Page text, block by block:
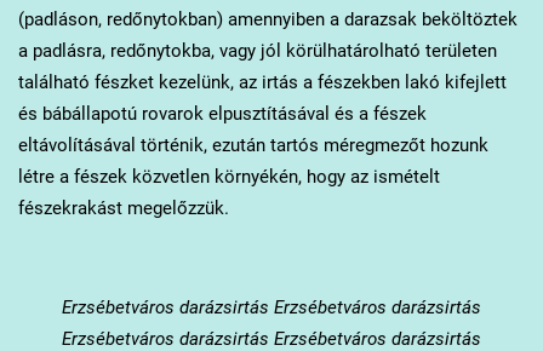
(padláson, redőnytokban) amennyiben a darazsak beköltöztek
a padlásra, redőnytokba, vagy jól körülhatárolható területen
található fészket kezelünk, az irtás a fészekben lakó kifejlett
és bábállapotú rovarok elpusztításával és a fészek
eltávolításával történik, ezután tartós méregmezőt hozunk
létre a fészek közvetlen környékén, hogy az ismételt
fészekrakást megelőzzük.
Erzsébetváros darázsirtás Erzsébetváros darázsirtás
Erzsébetváros darázsirtás Erzsébetváros darázsirtás